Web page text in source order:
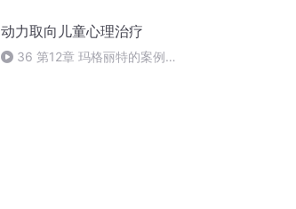
动力取向儿童心理治疗
36 第12章 玛格丽特的案例